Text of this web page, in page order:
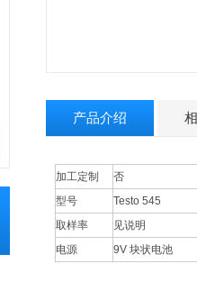
产品介绍
加工定制
否
型号
Testo 545
取样率
见说明
电源
9V 块状电池